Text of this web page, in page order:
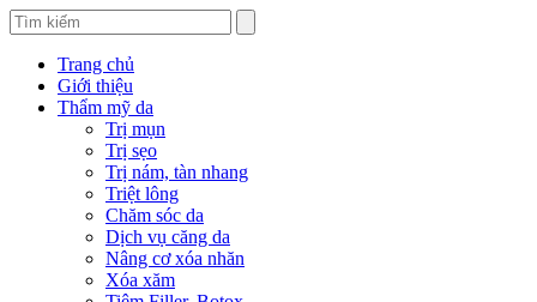
Trang chủ
Giới thiệu
Thẩm mỹ da
Trị mụn
Trị sẹo
Trị nám, tàn nhang
Triệt lông
Chăm sóc da
Dịch vụ căng da
Nâng cơ xóa nhăn
Xóa xăm